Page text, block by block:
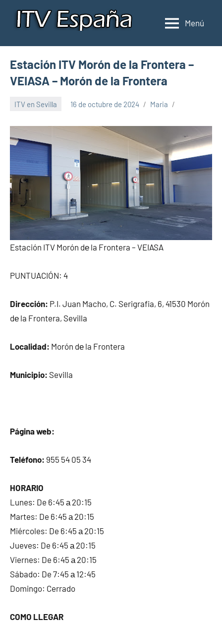
Inspección
de
ITV
en
Donde
ITV
en
España
Menú
Estación ITV Morón de la Frontera –
VEIASA – Morón de la Frontera
ITV en Sevilla 16 de octubre de 2024 Maria
Estación ITV Morón dе la Frontera – VEIASA
PUNTUACIÓN: 4
Dirección: P.I. Juan Macho, C. Serigrafia, 6, 41530 Morón
dе la Frontera, Sevilla
Localidad: Morón dе la Frontera
Municipio: Sevilla
Página web:
Teléfono: 955 54 05 34
HORARIO
Lunes: De 6:45 а 20:15
Martes: De 6:45 а 20:15
Miércoles: De 6:45 а 20:15
Jueves: De 6:45 а 20:15
Viernes: De 6:45 а 20:15
Sábado: De 7:45 а 12:45
Domingo: Cerrado
COMO LLEGAR